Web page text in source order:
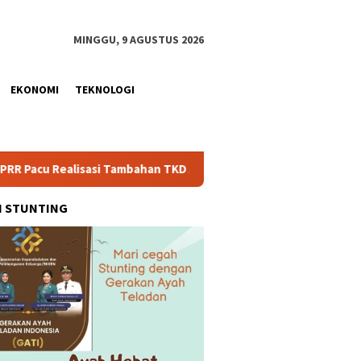
MINGGU, 9 AGUSTUS 2026
EKONOMI TEKNOLOGI
Tambahan TKD Aceh Rp1,65 Triliun, Pastikan Transparan
STUNTING